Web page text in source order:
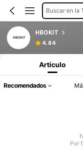
Buscar en la
HBOKIT
4.84
Artículo
Recomendados
Por